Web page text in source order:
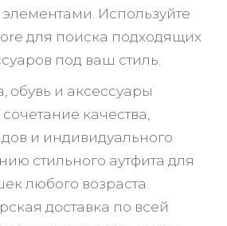
Используйте
для поиска подходящих
под ваш стиль.
обувь и аксессуары
качества,
и индивидуального
стильного аутфита для
любого возраста.
доставка по всей